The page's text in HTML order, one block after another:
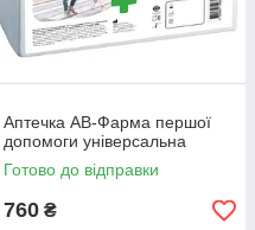
Аптечка АВ-Фарма першої
допомоги універсальна
Готово до відправки
760 ₴